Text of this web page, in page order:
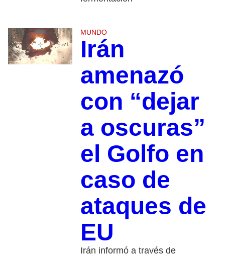
MUNDO
Irán
amenazó
con “dejar
a oscuras”
el Golfo en
caso de
ataques de
EU
Irán informó a través de